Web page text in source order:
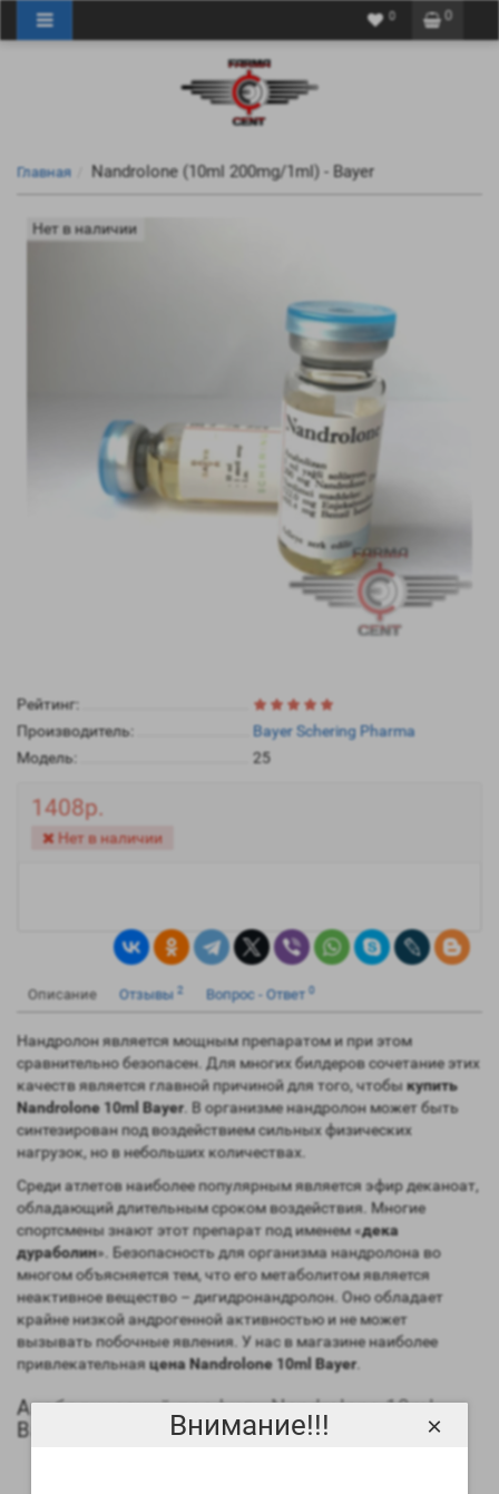
Внимание!!! ×
0
0
Главная Nandrolone (10ml 200mg/1ml) - Bayer
Нет в наличии
Рейтинг:
Производитель:
Bayer Schering Pharma
Модель:
25
1408р.
Нет в наличии
Описание Отзывы 2 Вопрос - Ответ 0
Нандролон является мощным препаратом и при этом
сравнительно безопасен. Для многих билдеров сочетание этих
качеств является главной причиной для того, чтобыкупить
Nandrolone 10ml Bayer. В организме нандролон может быть
синтезирован под воздействием сильных физических
нагрузок, но в небольших количествах.
Среди атлетов наиболее популярным является эфир деканоат,
обладающий длительным сроком воздействия. Многие
спортсмены знают этот препарат под именем «дека
дураболин». Безопасность для организма нандролона во
многом объясняется тем, что его метаболитом является
неактивное вещество – дигидронандролон. Оно обладает
крайне низкой андрогенной активностью и не может
вызывать побочные явления. У нас в магазине наиболее
привлекательнаяцена Nandrolone 10ml Bayer.
Анаболический профиль Nandrolone 10ml
Bayer